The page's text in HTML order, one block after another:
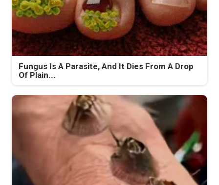
Fungus Is A Parasite, And It Dies From A Drop
Of Plain...